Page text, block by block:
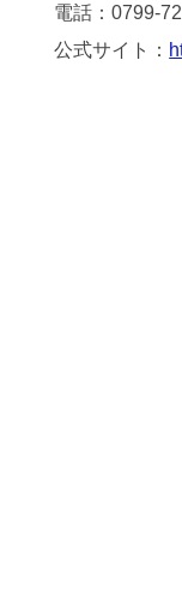
電話：0799-
公式サイト：